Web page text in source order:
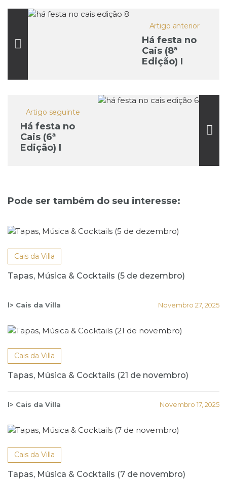
Artigo anterior
Há festa no
Cais (8ª
Edição) I
Artigo seguinte
Há festa no
Cais (6ª
Edição) I
Pode ser também do seu interesse:
Cais da Villa
Tapas, Música & Cocktails (5 de dezembro)
l> Cais da Villa Novembro 27, 2025
Cais da Villa
Tapas, Música & Cocktails (21 de novembro)
l> Cais da Villa Novembro 17, 2025
Cais da Villa
Tapas, Música & Cocktails (7 de novembro)